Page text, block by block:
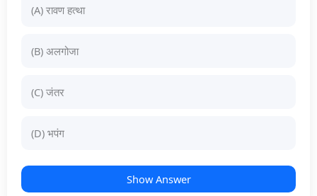
(A) रावण हत्था
(B) अलगोजा
(C) जंतर
(D) भपंग
Show Answer